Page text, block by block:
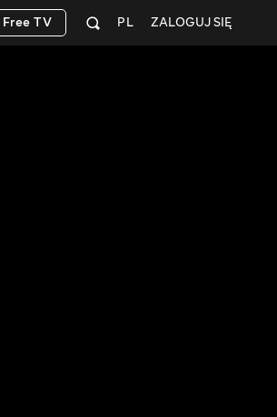
ZALOGUJ SIĘ
PL
Free TV